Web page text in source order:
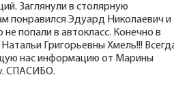
Заглянули в столярную
понравился Эдуард Николаевич и
попали в автокласс. Конечно в
Григорьевны Хмель!!!
нас информацию от Марины
СПАСИБО.